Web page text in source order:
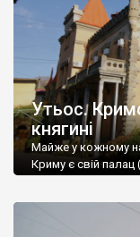
Утьос.
княгині
Майже у кожному
Криму є свій палац